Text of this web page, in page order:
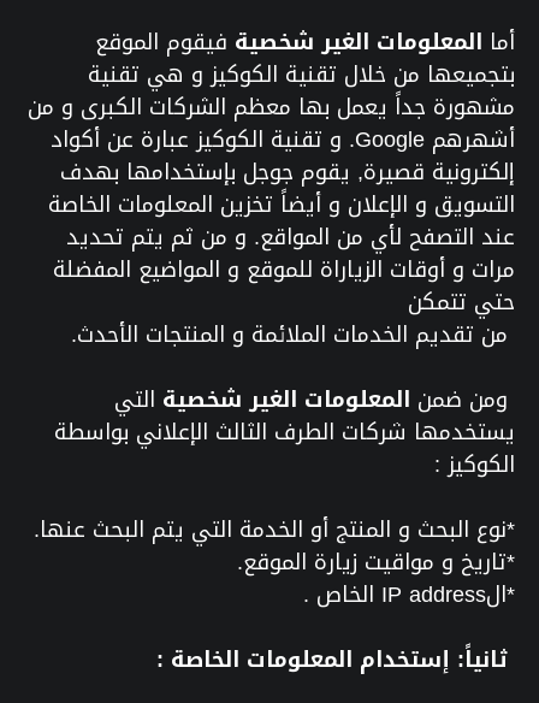
أما المعلومات الغير شخصية فيقوم الموقع
بتجميعها من خلال تقنية الكوكيز و هي تقنية
مشهورة جداً يعمل بها معظم الشركات الكبرى و من
أشهرهم Google. و تقنية الكوكيز عبارة عن أكواد
إلكترونية قصيرة, يقوم جوجل بإستخدامها بهدف
التسويق و الإعلان و أيضاً تخزين المعلومات الخاصة
عند التصفح لأي من المواقع. و من ثم يتم تحديد
مرات و أوقات الزياراة للموقع و المواضيع المفضلة
حتي تتمكن
من تقديم الخدمات الملائمة و المنتجات الأحدث.
ومن ضمن المعلومات الغير شخصية التي
يستخدمها شركات الطرف الثالث الإعلاني بواسطة
الكوكيز :
*نوع البحث و المنتج أو الخدمة التي يتم البحث عنها.
*تاريخ و مواقيت زيارة الموقع.
*الIP address الخاص .
ثانياً: إستخدام المعلومات الخاصة :